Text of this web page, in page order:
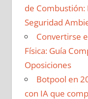
de Combustión:
Seguridad
Convertirse
Física: Guía
Oposiciones
Botpool en
con IA que